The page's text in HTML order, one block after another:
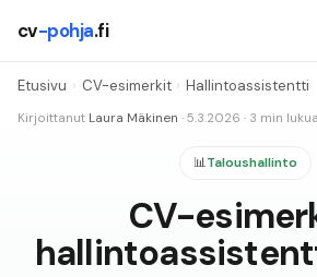
cv-pohja.fi
Etusivu › CV-esimerkit › Hallintoassistentti
Kirjoittanut Laura Mäkinen · 5.3.2026 · 3 min
📊Taloushallinto
CV-